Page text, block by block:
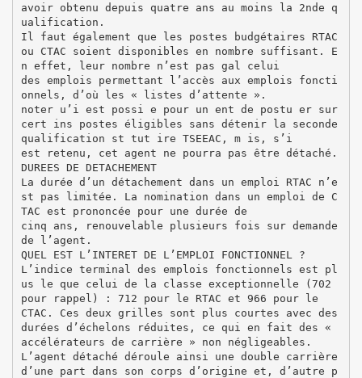
avoir obtenu depuis quatre ans au moins la 2nde q
ualification.
Il faut également que les postes budgétaires RTAC
ou CTAC soient disponibles en nombre suffisant. E
n effet, leur nombre n’est pas gal celui
des emplois permettant l’accès aux emplois foncti
onnels, d’où les « listes d’attente ».
noter u’i est possi e pour un ent de postu er sur
cert ins postes éligibles sans détenir la seconde
qualification st tut ire TSEEAC, m is, s’i
est retenu, cet agent ne pourra pas être détaché.
DUREES DE DETACHEMENT
La durée d’un détachement dans un emploi RTAC n’e
st pas limitée. La nomination dans un emploi de C
TAC est prononcée pour une durée de
cinq ans, renouvelable plusieurs fois sur demande
de l’agent.
QUEL EST L’INTERET DE L’EMPLOI FONCTIONNEL ?
L’indice terminal des emplois fonctionnels est pl
us le que celui de la classe exceptionnelle (702
pour rappel) : 712 pour le RTAC et 966 pour le
CTAC. Ces deux grilles sont plus courtes avec des
durées d’échelons réduites, ce qui en fait des «
accélérateurs de carrière » non négligeables.
L’agent détaché déroule ainsi une double carrière
d’une part dans son corps d’origine et, d’autre p